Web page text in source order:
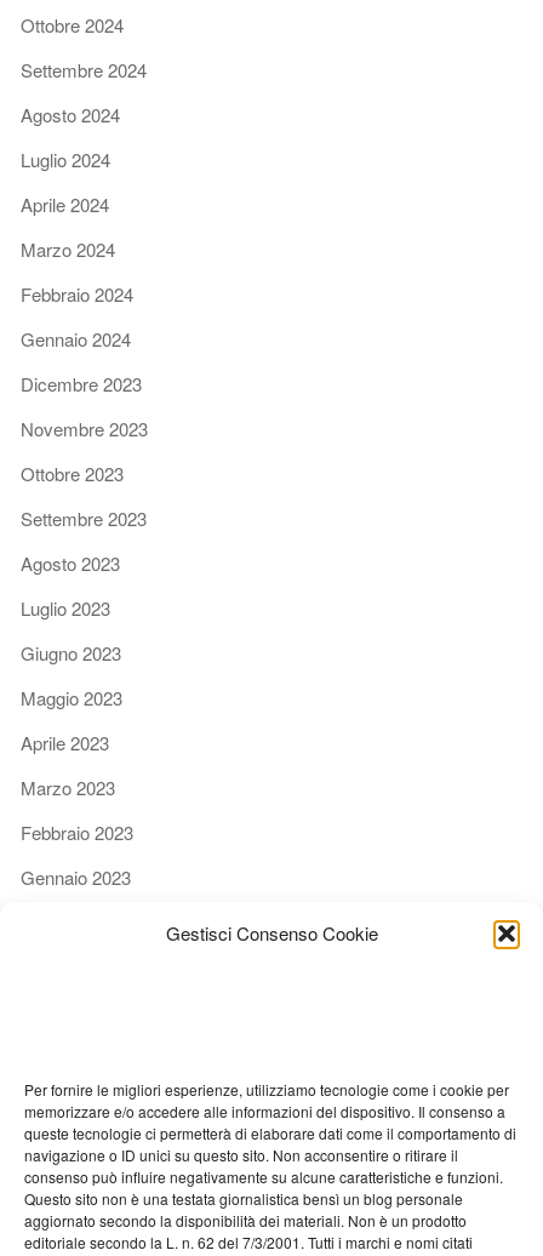
Gestisci Consenso Cookie
Per fornire le migliori esperienze, utilizziamo tecnologie come i cookie per
memorizzare e/o accedere alle informazioni del dispositivo. Il consenso a
queste tecnologie ci permetterà di elaborare dati come il comportamento di
navigazione o ID unici su questo sito. Non acconsentire o ritirare il
consenso può influire negativamente su alcune caratteristiche e funzioni.
Questo sito non è una testata giornalistica bensì un blog personale
aggiornato secondo la disponibilità dei materiali. Non è un prodotto
editoriale secondo la L. n. 62 del 7/3/2001. Tutti i marchi e nomi citati
Ottobre 2024
Settembre 2024
Agosto 2024
Luglio 2024
Aprile 2024
Marzo 2024
Febbraio 2024
Gennaio 2024
Dicembre 2023
Novembre 2023
Ottobre 2023
Settembre 2023
Agosto 2023
Luglio 2023
Giugno 2023
Maggio 2023
Aprile 2023
Marzo 2023
Febbraio 2023
Gennaio 2023
Agosto 2022
Luglio 2022
Giugno 2022
Maggio 2022